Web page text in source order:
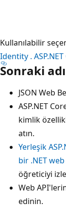
Kullanılabilir
Identity .
Sonraki
JSON Web
ASP.NET
kimlik
atın.
Yerleşik
bir .NET
öğreticiyi
Web
edinin.